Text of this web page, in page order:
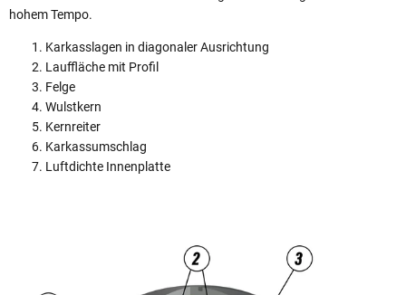
hohem Tempo.
Karkasslagen in diagonaler Ausrichtung
Lauffläche mit Profil
Felge
Wulstkern
Kernreiter
Karkassumschlag
Luftdichte Innenplatte